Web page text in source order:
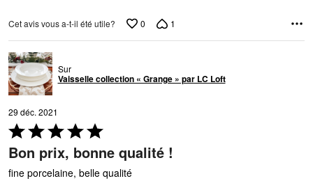
Cet avis vous a-t-il été utile? 0 1
Sur
Vaisselle collection « Grange » par LC Loft
29 déc. 2021
Coté
5 sur
5
Bon prix, bonne qualité !
fine porcelaine, belle qualité